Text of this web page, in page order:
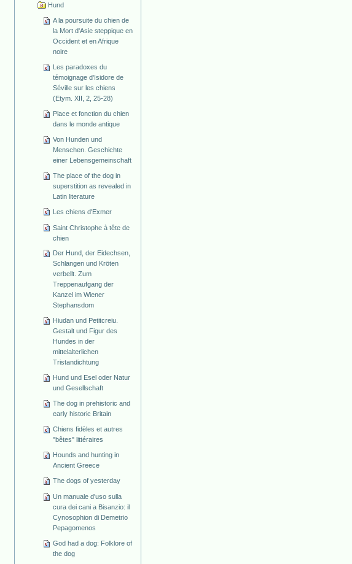
Hund
A la poursuite du chien de
la Mort d'Asie steppique en
Occident et en Afrique
noire
Les paradoxes du
témoignage d'Isidore de
Séville sur les chiens
(Etym. XII, 2, 25-28)
Place et fonction du chien
dans le monde antique
Von Hunden und
Menschen. Geschichte
einer Lebensgemeinschaft
The place of the dog in
superstition as revealed in
Latin literature
Les chiens d'Exmer
Saint Christophe à tête de
chien
Der Hund, der Eidechsen,
Schlangen und Kröten
verbellt. Zum
Treppenaufgang der
Kanzel im Wiener
Stephansdom
Hiudan und Petitcreiu.
Gestalt und Figur des
Hundes in der
mittelalterlichen
Tristandichtung
Hund und Esel oder Natur
und Gesellschaft
The dog in prehistoric and
early historic Britain
Chiens fidèles et autres
"bêtes" littéraires
Hounds and hunting in
Ancient Greece
The dogs of yesterday
Un manuale d'uso sulla
cura dei cani a Bisanzio: il
Cynosophion di Demetrio
Pepagomenos
God had a dog: Folklore of
the dog